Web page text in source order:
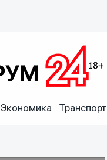
Экономика Транспорт